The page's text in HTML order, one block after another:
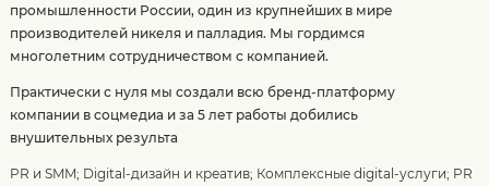
промышленности России, один из крупнейших в мире
производителей никеля и палладия. Мы гордимся
многолетним сотрудничеством с компанией.
Практически с нуля мы создали всю бренд-платформу
компании в соцмедиа и за 5 лет работы добились
внушительных результа
PR и SMM; Digital-дизайн и креатив; Комплексные digital-услуги; PR